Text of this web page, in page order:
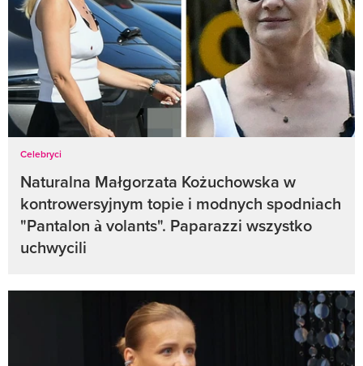
Celebryci
Naturalna Małgorzata Kożuchowska w
kontrowersyjnym topie i modnych spodniach
"Pantalon à volants". Paparazzi wszystko
uchwycili